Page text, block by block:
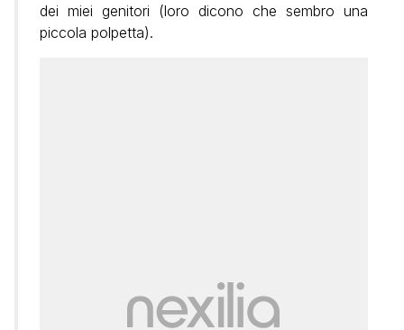
dei miei genitori (loro dicono che sembro una
piccola polpetta).